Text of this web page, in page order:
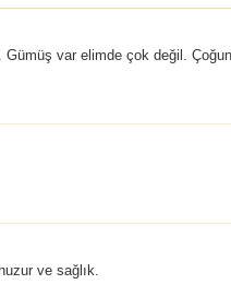
var elimde çok değil.
ve sağlık.